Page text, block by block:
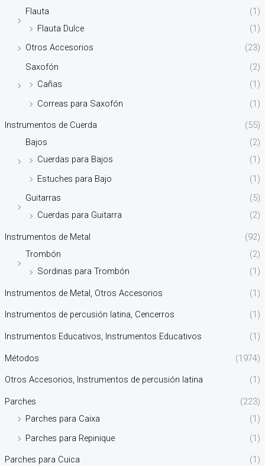
Flauta
(1)
Flauta Dulce
(1)
Otros Accesorios
(23)
Saxofón
(2)
Cañas
(1)
Correas para Saxofón
(1)
Instrumentos de Cuerda
(55)
Bajos
(2)
Cuerdas para Bajos
(1)
Estuches para Bajo
(1)
Guitarras
(5)
Cuerdas para Guitarra
(2)
Instrumentos de Metal
(92)
Trombón
(2)
Sordinas para Trombón
(1)
Instrumentos de Metal, Otros Accesorios (1)
Instrumentos de percusión latina, Cencerros (1)
Instrumentos Educativos, Instrumentos Educativos (1)
Métodos (1974)
Otros Accesorios, Instrumentos de percusión latina (1)
Parches
(223)
Parches para Caixa
(1)
Parches para Repinique
(1)
Parches para Cuica (1)